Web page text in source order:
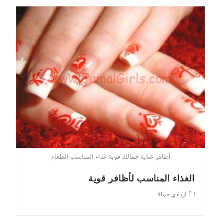
أظافر عناية جمالك قوية غذاء المناسب الطعام
الغذاء المناسب لأظافر قوية
Postازدادي جمالا